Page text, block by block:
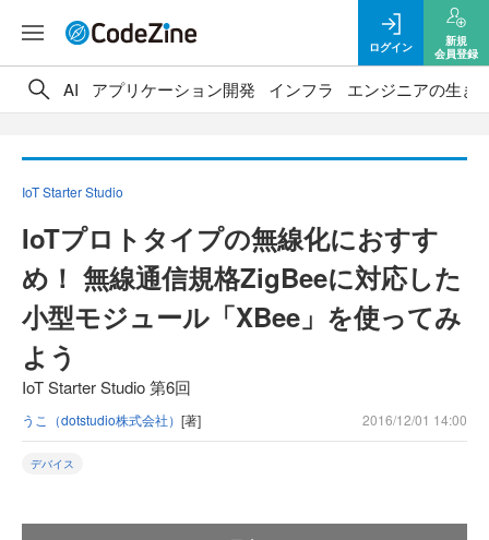
ログイン
新規
会員登録
AI アプリケーション開発 インフラ エンジニアの生き
IoT Starter Studio
IoTプロトタイプの無線化におすす
め！ 無線通信規格ZigBeeに対応した
小型モジュール「XBee」を使ってみ
よう
IoT Starter Studio 第6回
うこ（dotstudio株式会社） [著] 2016/12/01 14:00
デバイス